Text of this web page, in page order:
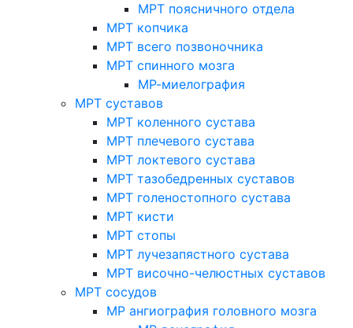
МРТ поясничного отдела
МРТ копчика
МРТ всего позвоночника
МРТ спинного мозга
МР-миелография
МРТ суставов
МРТ коленного сустава
МРТ плечевого сустава
МРТ локтевого сустава
МРТ тазобедренных суставов
МРТ голеностопного сустава
МРТ кисти
МРТ стопы
МРТ лучезапястного сустава
МРТ височно-челюстных суставов
МРТ сосудов
МР ангиография головного мозга